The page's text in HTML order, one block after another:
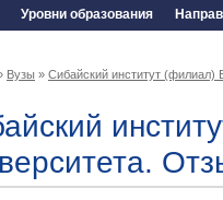
Уровни образования
Вузы » Сибайский институт (филиал)